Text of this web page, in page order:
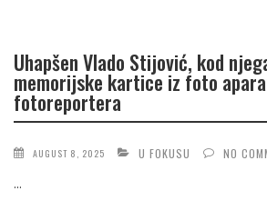
Uhapšen Vlado Stijović, kod
memorijske kartice iz foto
fotoreportera
AUGUST 8, 2025 U FOKUSU NO
...